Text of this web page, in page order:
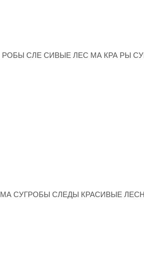
РОБЫ СЛЕ СИВЫЕ ЛЕС МА КРА РЫ
СУГРОБЫ СЛЕДЫ КРАСИВЫЕ